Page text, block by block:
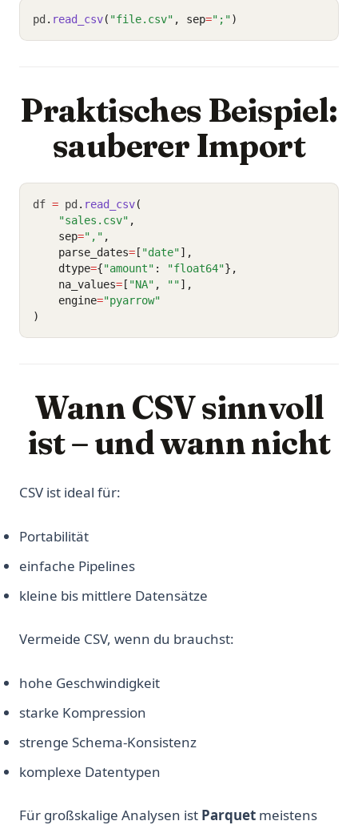
pd . read_csv( "file.csv" , sep=";")
Praktisches Beispiel:
sauberer Import
df = pd . read_csv(
"sales.csv" ,
    sep
="," ,
    parse_dates
= [ "date"],
    dtype
={"amount" : "float64"},
    na_values
= [ "NA" , ""],
    engine
="pyarrow"
)
Wann CSV sinnvoll
ist – und wann nicht
CSV ist ideal für:
Portabilität
einfache Pipelines
kleine bis mittlere Datensätze
Vermeide CSV, wenn du brauchst:
hohe Geschwindigkeit
starke Kompression
strenge Schema-Konsistenz
komplexe Datentypen
Für großskalige Analysen ist Parquet meistens